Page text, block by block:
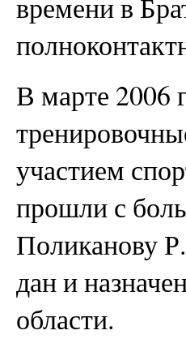
времени в
В марте 2006
участием
прошли с
Поликанову
дан и
области.